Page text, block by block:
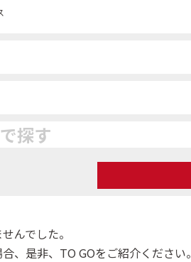
んでした。
、是非、TO GOをご紹介ください。